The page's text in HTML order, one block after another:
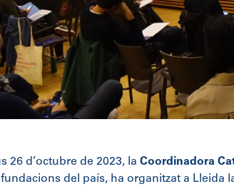
26 d’octubre de 2023, la Coordinadora
del país, ha organitzat a Lleida